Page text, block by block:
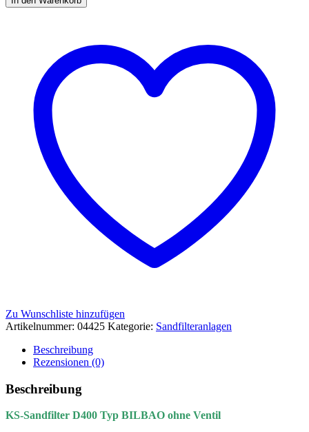
Zu Wunschliste hinzufügen
Artikelnummer: 04425 Kategorie: Sandfilteranlagen
Beschreibung
Rezensionen (0)
Beschreibung
KS-Sandfilter D400 Typ BILBAO ohne Ventil